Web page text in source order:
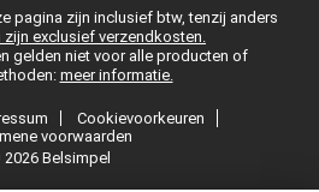
pagina zijn inclusief btw, tenzij anders
zijn exclusief verzendkosten.
gelden niet voor alle producten of
meer informatie.
Cookievoorkeuren
voorwaarden
Belsimpel